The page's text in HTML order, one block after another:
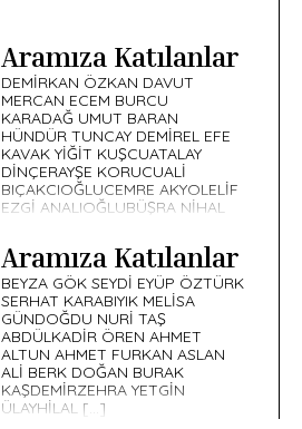
Aramıza Katılanlar
DEMİRKAN ÖZKAN DAVUT
MERCAN ECEM BURCU
KARADAĞ UMUT BARAN
HÜNDÜR TUNCAY DEMİREL EFE
KAVAK YİĞİT KUŞCUATALAY
DİNÇERAYŞE KORUCUALİ
BIÇAKCIOĞLUCEMRE AKYOLELİF
EZGİ ANALIOĞLUBÜŞRA NİHAL
Aramıza Katılanlar
BEYZA GÖK SEYDİ EYÜP ÖZTÜRK
SERHAT KARABIYIK MELİSA
GÜNDOĞDU NURİ TAŞ
ABDÜLKADİR ÖREN AHMET
ALTUN AHMET FURKAN ASLAN
ALİ BERK DOĞAN BURAK
KAŞDEMİRZEHRA YETGİN
ÜLAYHİLAL […]